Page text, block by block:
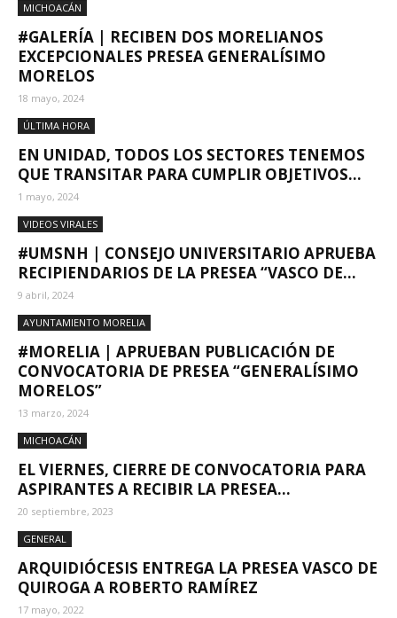
MICHOACÁN
#GALERÍA | RECIBEN DOS MORELIANOS
EXCEPCIONALES PRESEA GENERALÍSIMO
MORELOS
18 mayo, 2024
ÚLTIMA HORA
EN UNIDAD, TODOS LOS SECTORES TENEMOS
QUE TRANSITAR PARA CUMPLIR OBJETIVOS...
1 mayo, 2024
VIDEOS VIRALES
#UMSNH | CONSEJO UNIVERSITARIO APRUEBA
RECIPIENDARIOS DE LA PRESEA “VASCO DE...
9 abril, 2024
AYUNTAMIENTO MORELIA
#MORELIA | APRUEBAN PUBLICACIÓN DE
CONVOCATORIA DE PRESEA “GENERALÍSIMO
MORELOS”
13 marzo, 2024
MICHOACÁN
EL VIERNES, CIERRE DE CONVOCATORIA PARA
ASPIRANTES A RECIBIR LA PRESEA...
20 septiembre, 2023
GENERAL
ARQUIDIÓCESIS ENTREGA LA PRESEA VASCO DE
QUIROGA A ROBERTO RAMÍREZ
17 mayo, 2022